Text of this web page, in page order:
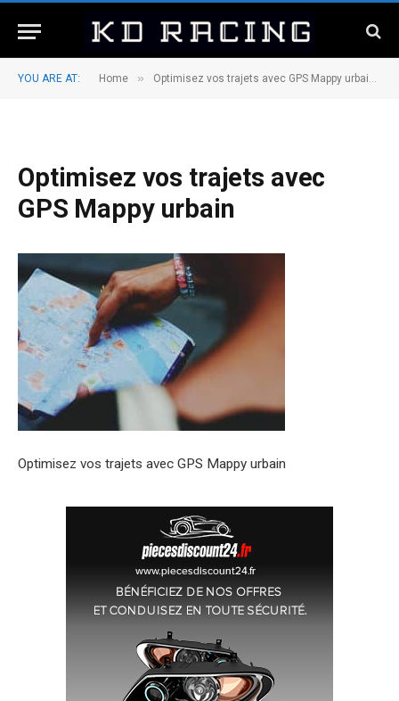
YOU ARE AT: Home » Optimisez vos trajets avec GPS Mappy urbain
Optimisez vos trajets avec
GPS Mappy urbain
Optimisez vos trajets avec GPS Mappy urbain